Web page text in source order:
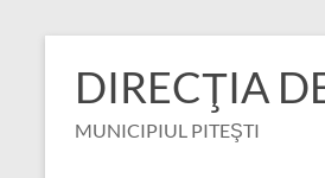
contentDIRECŢIA
MUNICIPIUL PITEŞTI